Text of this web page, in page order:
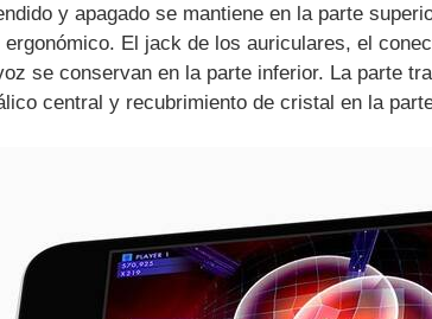
y apagado se mantiene en la parte
ergonómico. El jack de los auriculares, el
se conservan en la parte inferior. La parte
central y recubrimiento de cristal en la